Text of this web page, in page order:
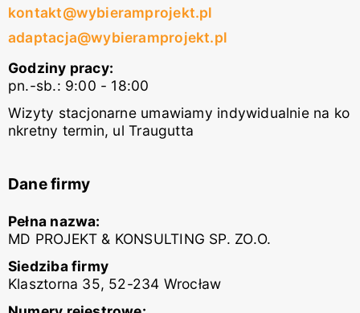
kontakt@wybieramprojekt.pl
adaptacja@wybieramprojekt.pl
Godziny pracy:
pn.-sb.: 9:00 - 18:00
Wizyty stacjonarne umawiamy indywidualnie na ko
nkretny termin, ul Traugutta
Dane firmy
Pełna nazwa:
MD PROJEKT & KONSULTING SP. ZO.O.
Siedziba firmy
Klasztorna 35, 52-234 Wrocław